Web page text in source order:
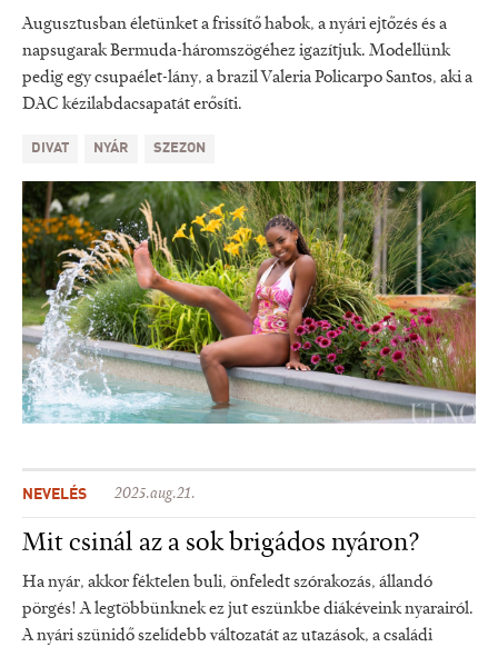
Augusztusban életünket a frissítő habok, a nyári ejtőzés és a
napsugarak Bermuda-háromszögéhez igazítjuk. Modellünk
pedig egy csupaélet-lány, a brazil Valeria Policarpo Santos, aki a
DAC kézilabdacsapatát erősíti.
DIVAT NYÁR SZEZON
NEVELÉS 2025.aug.21.
Mit csinál az a sok brigádos nyáron?
Ha nyár, akkor féktelen buli, önfeledt szórakozás, állandó
pörgés! A legtöbbünknek ez jut eszünkbe diákéveink nyarairól.
A nyári szünidő szelídebb változatát az utazások, a családi